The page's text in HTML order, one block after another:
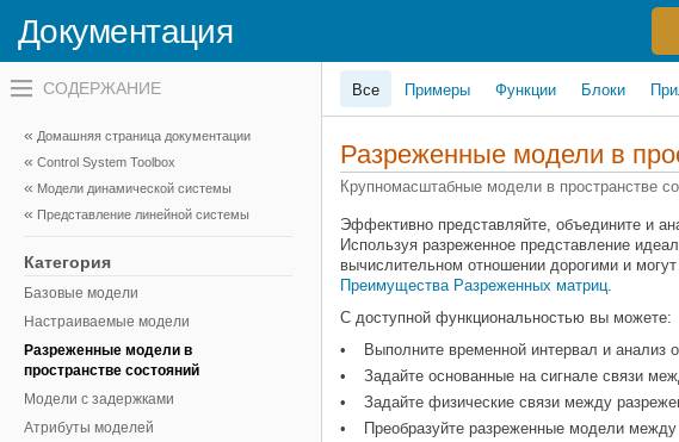
Документация
Переключатель
навигационного
вне
холста
переключатель
навигационного
вне
Домашняя страница документации
Control System Toolbox
Модели динамической системы
Представление линейной системы
Категория
Базовые модели
Настраиваемые модели
Разреженные модели в
пространстве состояний
Модели с задержками
Атрибуты моделей
Все Примеры Функции Блоки
Разреженные модели в
Крупномасштабные модели в пространстве
Эффективно представляйте, объедините и
Используя разреженное представление
вычислительном отношении дорогими и
Преимущества Разреженных матриц.
С доступной функциональностью вы можете:
Выполните временной интервал и анализ
Задайте основанные на сигнале связи
Задайте физические связи между
Преобразуйте разреженные модели